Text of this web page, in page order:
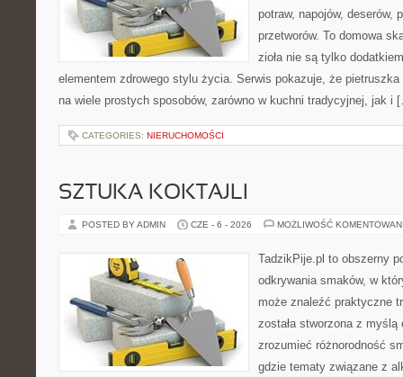
potraw, napojów, deserów,
przetworów. To domowa
zioła nie są tylko
elementem zdrowego stylu życia. Serwis pokazuje, że
na wiele prostych sposobów, zarówno w kuchni tradycyjnej, jak i
CATEGORIES: NIERUCHOMOŚCI
SZTUKA KOKTAJLI
POSTED BY ADMIN CZE - 6 - 2026 MOŻLIWOŚĆ
TadzikPije.pl to obszerny
odkrywania smaków, w
może znaleźć praktyczne
została stworzona z
zrozumieć różnorodność
gdzie tematy związane z